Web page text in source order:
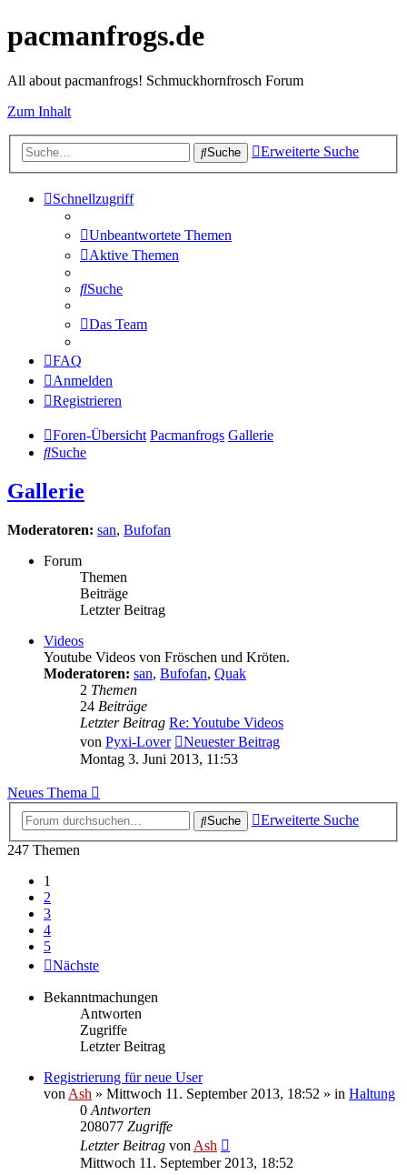
pacmanfrogs.de
All about pacmanfrogs! Schmuckhornfrosch Forum
Zum Inhalt
Suche Erweiterte Suche
Schnellzugriff
Unbeantwortete Themen
Aktive Themen
Suche
Das Team
FAQ
Anmelden
Registrieren
Foren-Übersicht Pacmanfrogs Gallerie
Suche
Gallerie
Moderatoren: san, Bufofan
Forum
Themen
Beiträge
Letzter Beitrag
Videos
Youtube Videos von Fröschen und Kröten.
Moderatoren: san, Bufofan, Quak
2 Themen
24 Beiträge
Letzter Beitrag Re: Youtube Videos
von Pyxi-Lover
Neuester Beitrag
Montag 3. Juni 2013, 11:53
Neues Thema
Suche
Erweiterte Suche
247 Themen
1
2
3
4
5
Nächste
Bekanntmachungen
Antworten
Zugriffe
Letzter Beitrag
Registrierung für neue User
von Ash » Mittwoch 11. September 2013, 18:52 » in Haltung
0 Antworten
208077 Zugriffe
Letzter Beitrag von Ash
Mittwoch 11. September 2013, 18:52